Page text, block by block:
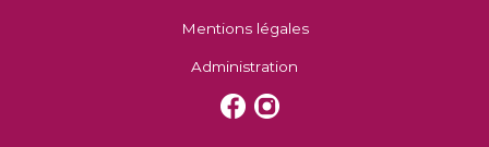
Mentions légales
Administration